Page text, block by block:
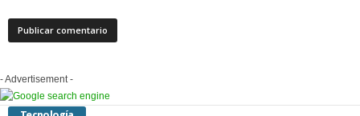
- Advertisement -